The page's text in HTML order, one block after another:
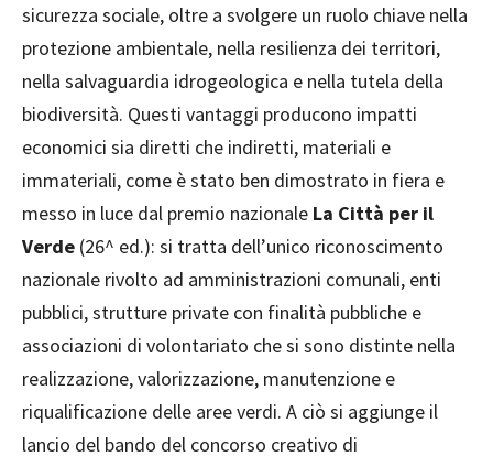
sicurezza sociale, oltre a svolgere un ruolo chiave nella
protezione ambientale, nella resilienza dei territori,
nella salvaguardia idrogeologica e nella tutela della
biodiversità. Questi vantaggi producono impatti
economici sia diretti che indiretti, materiali e
immateriali, come è stato ben dimostrato in fiera e
messo in luce dal premio nazionale La Città per il
Verde (26^ ed.): si tratta dell’unico riconoscimento
nazionale rivolto ad amministrazioni comunali, enti
pubblici, strutture private con finalità pubbliche e
associazioni di volontariato che si sono distinte nella
realizzazione, valorizzazione, manutenzione e
riqualificazione delle aree verdi. A ciò si aggiunge il
lancio del bando del concorso creativo di